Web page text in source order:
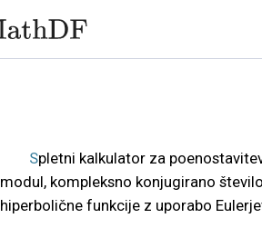
Spletni kalkulator za poenostavitev kompleksnih števil v algebrsko, trigonometrično ali eksponentno obliko; izračuna
modul, kompleksno konjugirano
hiperbolične funkcije z uporabo